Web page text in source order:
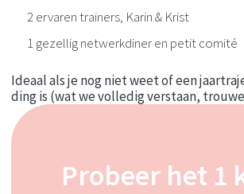
2 ervaren trainers, Karin & Krist
1 gezellig netwerkdiner en petit comité
Ideaal als je nog niet weet of een
ding is (wat we volledig verstaan,
Probeer het 1